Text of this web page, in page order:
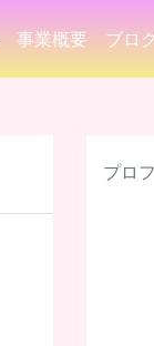
事業概要 ブロ
プロ